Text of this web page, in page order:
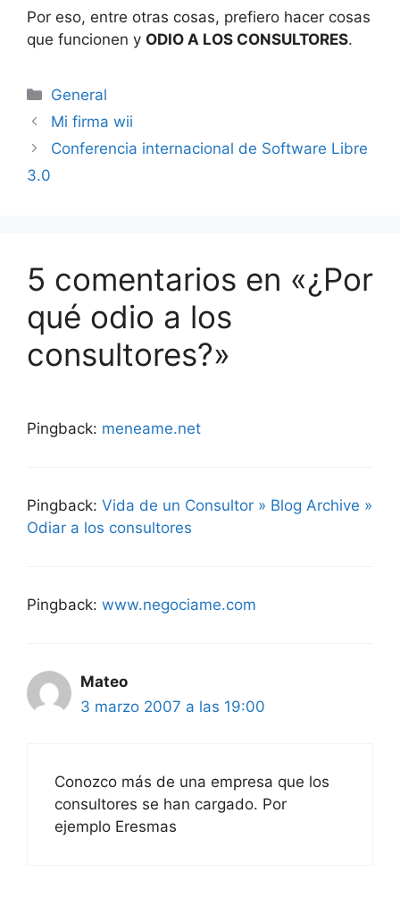
Por eso, entre otras cosas, prefiero hacer cosas
que funcionen y ODIO A LOS CONSULTORES.
Categorías
General
Mi firma wii
Conferencia internacional de Software Libre
3.0
5 comentarios en «¿Por
qué odio a los
consultores?»
Pingback: meneame.net
Pingback: Vida de un Consultor » Blog Archive »
Odiar a los consultores
Pingback: www.negociame.com
Mateo
3 marzo 2007 a las 19:00
Conozco más de una empresa que los
consultores se han cargado. Por
ejemplo Eresmas